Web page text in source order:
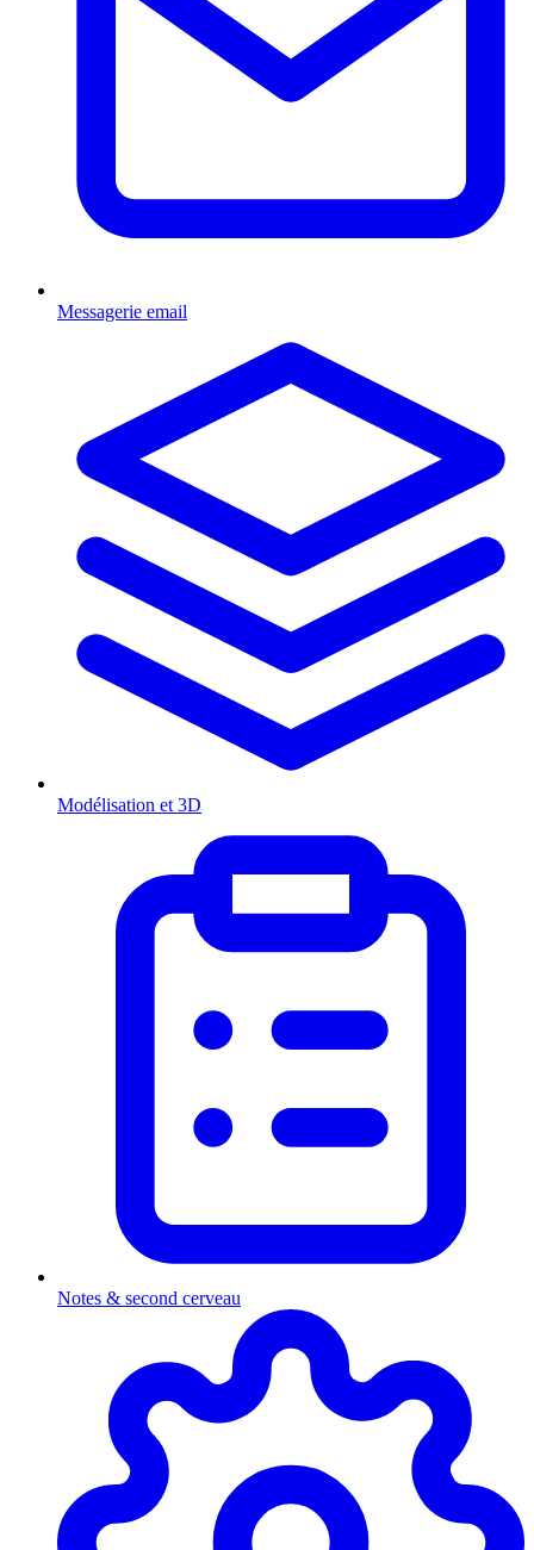
Messagerie email
Modélisation et 3D
Notes & second cerveau